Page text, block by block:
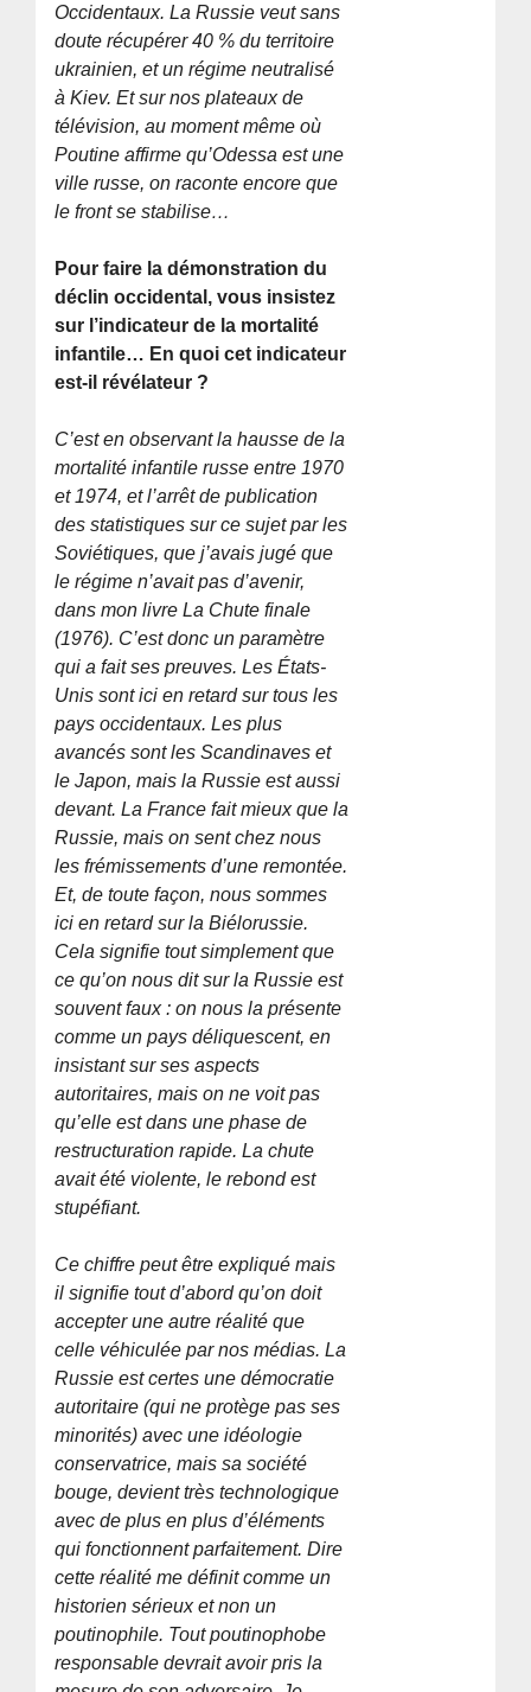
Occidentaux. La Russie veut sans
doute récupérer 40 % du territoire
ukrainien, et un régime neutralisé
à Kiev. Et sur nos plateaux de
télévision, au moment même où
Poutine affirme qu’Odessa est une
ville russe, on raconte encore que
le front se stabilise…
Pour faire la démonstration du
déclin occidental, vous insistez
sur l’indicateur de la mortalité
infantile… En quoi cet indicateur
est-il révélateur ?
C’est en observant la hausse de la
mortalité infantile russe entre 1970
et 1974, et l’arrêt de publication
des statistiques sur ce sujet par les
Soviétiques, que j’avais jugé que
le régime n’avait pas d’avenir,
dans mon livre La Chute finale
(1976). C’est donc un paramètre
qui a fait ses preuves. Les États-
Unis sont ici en retard sur tous les
pays occidentaux. Les plus
avancés sont les Scandinaves et
le Japon, mais la Russie est aussi
devant. La France fait mieux que la
Russie, mais on sent chez nous
les frémissements d’une remontée.
Et, de toute façon, nous sommes
ici en retard sur la Biélorussie.
Cela signifie tout simplement que
ce qu’on nous dit sur la Russie est
souvent faux : on nous la présente
comme un pays déliquescent, en
insistant sur ses aspects
autoritaires, mais on ne voit pas
qu’elle est dans une phase de
restructuration rapide. La chute
avait été violente, le rebond est
stupéfiant.
Ce chiffre peut être expliqué mais
il signifie tout d’abord qu’on doit
accepter une autre réalité que
celle véhiculée par nos médias. La
Russie est certes une démocratie
autoritaire (qui ne protège pas ses
minorités) avec une idéologie
conservatrice, mais sa société
bouge, devient très technologique
avec de plus en plus d’éléments
qui fonctionnent parfaitement. Dire
cette réalité me définit comme un
historien sérieux et non un
poutinophile. Tout poutinophobe
responsable devrait avoir pris la